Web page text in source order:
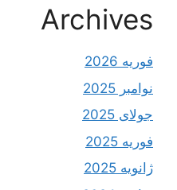
Archives
فوریه 2026
نوامبر 2025
جولای 2025
فوریه 2025
ژانویه 2025